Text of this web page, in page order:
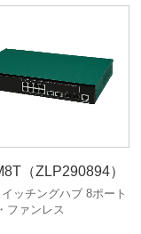
（ZLP290894）
ッチングハブ 8ポート
ファンレス